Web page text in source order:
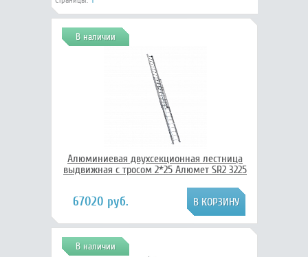
В наличии
Алюминиевая двухсекционная лестница
выдвижная с тросом 2*25 Алюмет SR2 3225
67020 руб.
В наличии